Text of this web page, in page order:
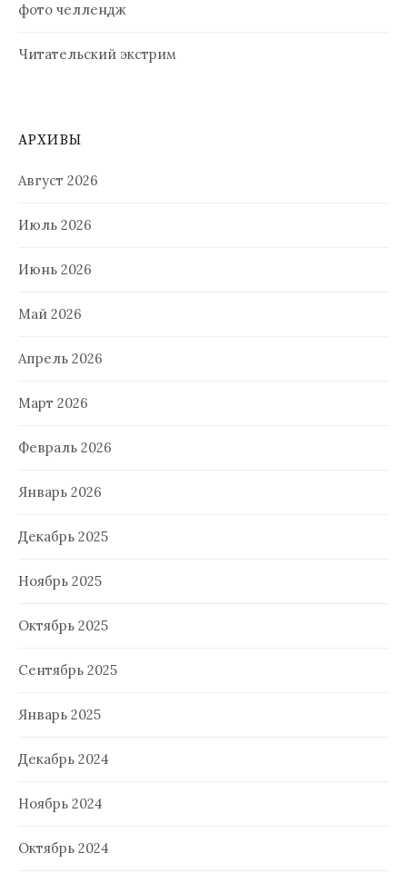
фото челлендж
Читательский экстрим
АРХИВЫ
Август 2026
Июль 2026
Июнь 2026
Май 2026
Апрель 2026
Март 2026
Февраль 2026
Январь 2026
Декабрь 2025
Ноябрь 2025
Октябрь 2025
Сентябрь 2025
Январь 2025
Декабрь 2024
Ноябрь 2024
Октябрь 2024